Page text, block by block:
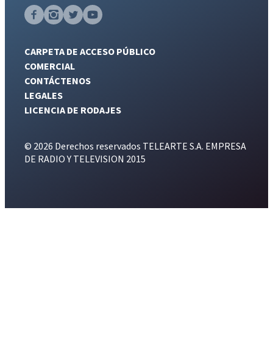
CARPETA DE ACCESO PÚBLICO
COMERCIAL
CONTÁCTENOS
LEGALES
LICENCIA DE RODAJES
© 2026 Derechos reservados TELEARTE S.A. EMPRESA
DE RADIO Y TELEVISION 2015